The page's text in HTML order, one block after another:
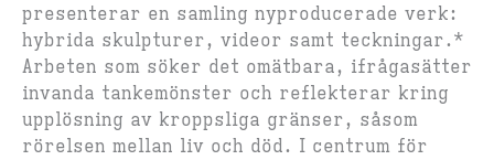
presenterar en samling nyproducerade verk:
hybrida skulpturer, videor samt teckningar.*
Arbeten som söker det omätbara, ifrågasätter
invanda tankemönster och reflekterar kring
upplösning av kroppsliga gränser, såsom
rörelsen mellan liv och död. I centrum för